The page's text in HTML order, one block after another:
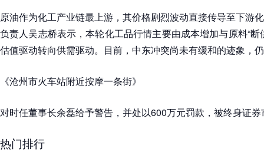
原油作为化工产业链最上游，其价格剧烈波动直接传导至下游
负责人吴志桥表示，本轮化工品行情主要由成本增加与原料“
估值驱动转向供需驱动。目前，中东冲突尚未有缓和的迹象，
《沧州市火车站附近按摩一条街》
对时任董事长余磊给予警告，并处以600万元罚款，被终身证
热门排行